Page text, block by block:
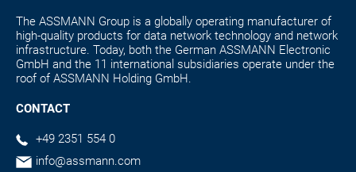
The ASSMANN Group is a globally operating manufacturer of
high-quality products for data network technology and network
infrastructure. Today, both the German ASSMANN Electronic
GmbH and the 11 international subsidiaries operate under the
roof of ASSMANN Holding GmbH.
CONTACT
+49 2351 554 0
info@assmann.com